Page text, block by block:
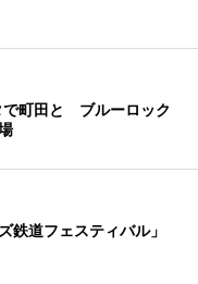
で町田と ブルーロック
鉄道フェスティバル」